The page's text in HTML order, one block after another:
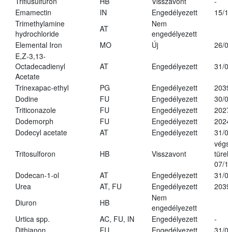
Emamectin
IN Engedélyezett
15/
Trimethylamine
hydrochloride
AT
Nem
engedélyezett
Elemental Iron
MO Új
26/
E,Z-3,13-
Octadecadienyl
Acetate
AT Engedélyezett 31/
Trinexapac-ethyl PG Engedélyezett
Dodine
FU Engedélyezett
30/
Triticonazole
FU Engedélyezett
Dodemorph
FU Engedélyezett
Dodecyl acetate
AT Engedélyezett 31/
Tritosulforon HB Visszavont
07/
Dodecan-1-ol
AT Engedélyezett
31/
Urea
AT, FU Engedélyezett
Diuron
HB
Nem
engedélyezett
Urtica spp.
AC, FU, IN Engedélyezett
-